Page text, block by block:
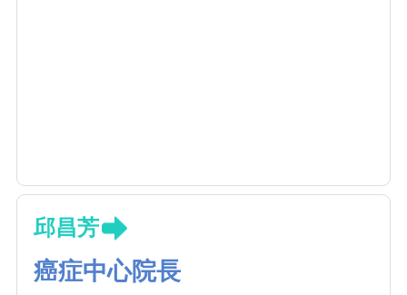
邱昌芳
癌症中心院長